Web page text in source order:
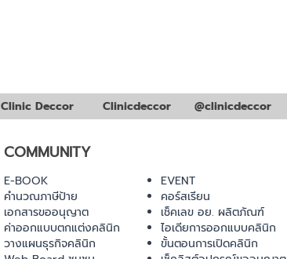
Clinic Deccor Clinicdeccor @clinicdeccor
COMMUNITY
E-BOOK
คำนวณภาษีป้าย
เอกสารขออนุญาต
ค่าออกแบบตกแต่งคลินิก
วางแผนธุรกิจคลินิก
EVENT
คอร์สเรียน
เช็คเลข อย. ผลิตภัณฑ์
ไอเดียการออกแบบคลินิก
ขั้นตอนการเปิดคลินิก